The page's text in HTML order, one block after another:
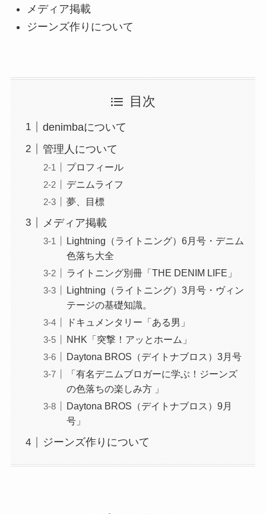
メディア掲載
ジーンズ作りについて
目次
denimbaについて
管理人について
プロフィール
デニムライフ
夢、目標
メディア掲載
Lightning（ライトニング）6月号・デニム
色落ち大全
ライトニング別冊「THE DENIM LIFE」
Lightning（ライトニング）3月号・ヴィン
テージの基礎知識。
ドキュメンタリー「ある男」
NHK「突撃！アッとホーム」
Daytona BROS（デイトナブロス）3月号
「有名デニムブロガーに学ぶ！ジーンズ
の色落ちの楽しみ方 」
Daytona BROS（デイトナブロス）9月
号」
ジーンズ作りについて